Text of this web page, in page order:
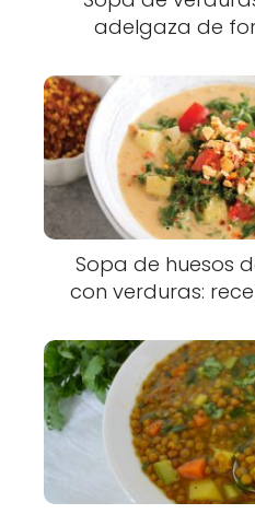
adelgaza de
Sopa de huesos
con verduras: